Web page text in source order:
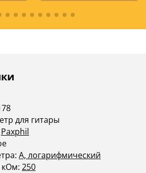
для гитары
Paxphil
A, логарифмический
кОм: 250